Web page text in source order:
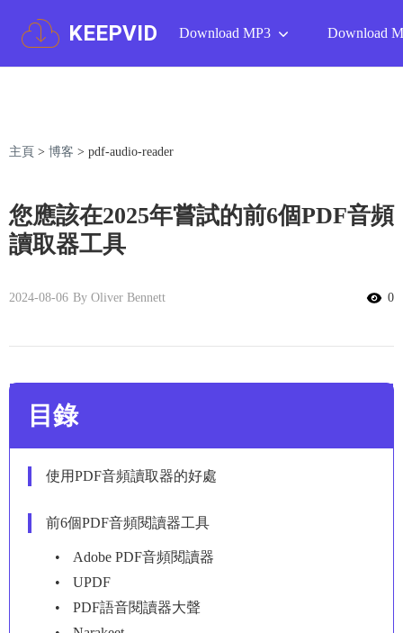
KEEPVID Download MP3 Download
主頁 > 博客 > pdf-audio-reader
您應該在2025年嘗試的前6個PDF音頻
讀取器工具
2024-08-06 By Oliver Bennett 0
目錄
使用PDF音頻讀取器的好處
前6個PDF音頻閱讀器工具
Adobe PDF音頻閱讀器
UPDF
PDF語音閱讀器大聲